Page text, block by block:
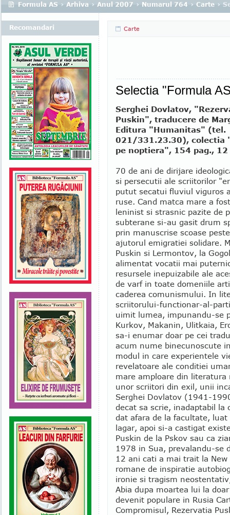
Formula AS › Arhiva › Anul 2007 › Numarul 764 › Carte ›
Carte
Selectia "Formula
Serghei Dovlatov,
Puskin", traducere de
Editura "Humanitas" (tel.
021/331.23.30), colectia
pe noptiera", 154 pag., 12
70 de ani de dirijare
si persecutii ale scriitorilor
putut secatui fluviul viguros
ruse. Cand matca mare a
leninist si strasnic pazite de
subterane si-au gasit drum
prin manuscrise scoase
ajutorul emigratiei solidare.
Puskin si Lermontov, la
alimentat vocatii mai
resursele inepuizabile ale
de varf in toate domeniile
caderea comunismului. In
scriitorului-functionar-al-
uimit lumea, impunandu-se
Kurkov, Makanin, Ulitkaia,
sa-i enumar doar pe cei
acum nume binecunoscute
modul in care experientele
revelatoare ale conditiei
mare amploare din
unor scriitori din exil, unii
Serghei Dovlatov (1941-
decat sa scrie, inadaptabil
dat afara de la facultate,
lagar, apoi si-a castigat
Puskin de la Pskov sau ca
1978 in Sua, prevalandu-se
12 ani cati a mai trait la
romane de inspiratie
ironie si tragism
Abia dupa moartea lui la
devenit populare in Rusia
Compromisul, Rezervatia
Recomandari